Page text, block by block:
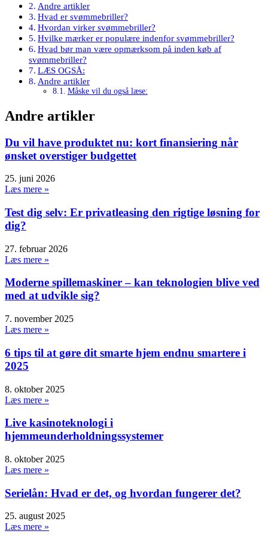
Andre artikler
Hvad er svømmebriller?
Hvordan virker svømmebriller?
Hvilke mærker er populære indenfor svømmebriller?
Hvad bør man være opmærksom på inden køb af
svømmebriller?
LÆS OGSÅ:
Andre artikler
Måske vil du også læse:
Andre artikler
Du vil have produktet nu: kort finansiering når
ønsket overstiger budgettet
25. juni 2026
Læs mere »
Test dig selv: Er privatleasing den rigtige løsning for
dig?
27. februar 2026
Læs mere »
Moderne spillemaskiner – kan teknologien blive ved
med at udvikle sig?
7. november 2025
Læs mere »
6 tips til at gøre dit smarte hjem endnu smartere i
2025
8. oktober 2025
Læs mere »
Live kasinoteknologi i
hjemmeunderholdningssystemer
8. oktober 2025
Læs mere »
Serielån: Hvad er det, og hvordan fungerer det?
25. august 2025
Læs mere »